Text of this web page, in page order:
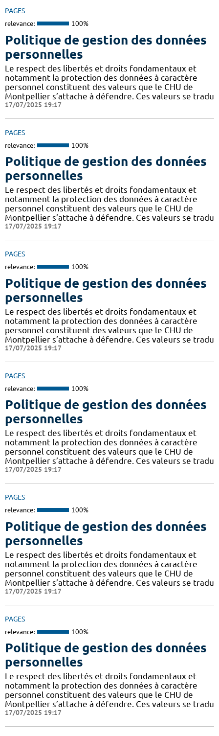
PAGES
relevance: 100%
Politique de gestion des données
personnelles
Le respect des libertés et droits fondamentaux et
notamment la protection des données à caractère
personnel constituent des valeurs que le CHU de
Montpellier s’attache à défendre. Ces valeurs se tradu
17/07/2025 19:17
PAGES
relevance: 100%
Politique de gestion des données
personnelles
Le respect des libertés et droits fondamentaux et
notamment la protection des données à caractère
personnel constituent des valeurs que le CHU de
Montpellier s’attache à défendre. Ces valeurs se tradu
17/07/2025 19:17
PAGES
relevance: 100%
Politique de gestion des données
personnelles
Le respect des libertés et droits fondamentaux et
notamment la protection des données à caractère
personnel constituent des valeurs que le CHU de
Montpellier s’attache à défendre. Ces valeurs se tradu
17/07/2025 19:17
PAGES
relevance: 100%
Politique de gestion des données
personnelles
Le respect des libertés et droits fondamentaux et
notamment la protection des données à caractère
personnel constituent des valeurs que le CHU de
Montpellier s’attache à défendre. Ces valeurs se tradu
17/07/2025 19:17
PAGES
relevance: 100%
Politique de gestion des données
personnelles
Le respect des libertés et droits fondamentaux et
notamment la protection des données à caractère
personnel constituent des valeurs que le CHU de
Montpellier s’attache à défendre. Ces valeurs se tradu
17/07/2025 19:17
PAGES
relevance: 100%
Politique de gestion des données
personnelles
Le respect des libertés et droits fondamentaux et
notamment la protection des données à caractère
personnel constituent des valeurs que le CHU de
Montpellier s’attache à défendre. Ces valeurs se tradu
17/07/2025 19:17